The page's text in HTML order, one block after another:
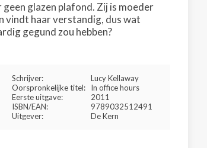
glazen plafond. Zij is moeder
vindt haar verstandig, dus wat
gegund zou hebben?
Schrijver:
Lucy Kellaway
Oorspronkelijke titel:
In office hours
Eerste uitgave:
2011
ISBN/EAN:
9789032512491
Uitgever:
De Kern